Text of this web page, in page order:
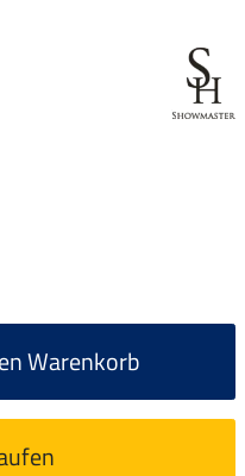
Warenkorb